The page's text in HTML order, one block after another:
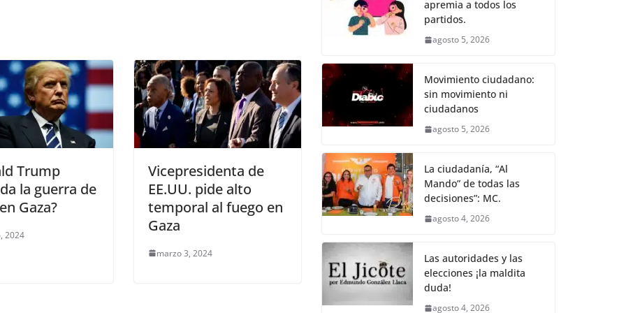
Trump
la guerra de
Gaza?
2024
Vicepresidenta de
EE.UU. pide alto
temporal al fuego en
Gaza
marzo 3, 2024
b
o
o
k
A
p
n
g
a
apremia a todos los
partidos.
agosto 5, 2026
Movimiento ciudadano:
sin movimiento ni
ciudadanos
agosto 5, 2026
La ciudadanía, “Al
Mando” de todas las
decisiones”: MC.
agosto 4, 2026
Las autoridades y las
elecciones ¡la maldita
duda!
agosto 4, 2026